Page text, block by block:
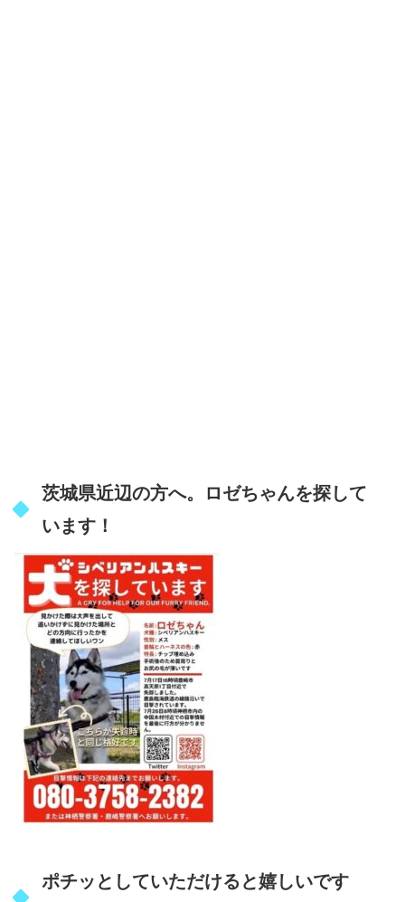
茨城県近辺の方へ。ロゼちゃんを探して
います！
ポチッとしていただけると嬉しいです